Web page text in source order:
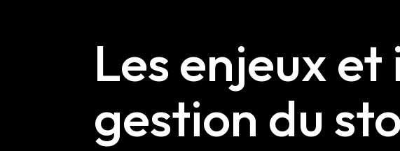
Les enjeux
gestion du